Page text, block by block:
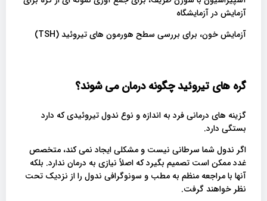
آزمایش در آزمایشگاه
آزمایش خون، برای بررسی سطح هورمون های تیروئید (TSH)
گره های تیروئید چگونه درمان می شوند؟
گزینه های درمانی فرد به اندازه و نوع ندول تیروئیدی که دارد
بستگی دارد.
اگر ندول شما سرطانی نیست و مشکلی ایجاد نمی کند، متخصص
غدد ممکن است تصمیم بگیرد که اصلاً نیازی به درمان ندارد. بلکه
آنها با مراجعه منظم به مطب و سونوگرافی ندول را از نزدیک تحت
نظر خواهند گرفت.